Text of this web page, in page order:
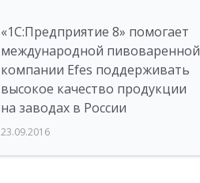
«1С:Предприятие 8» помогает
международной пивоваренной
компании Efes поддерживать
высокое качество продукции
на заводах в России
23.09.2016